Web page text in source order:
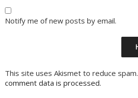
Notify me of new posts by email.
This site uses Akismet to reduce spam.
comment data is processed.